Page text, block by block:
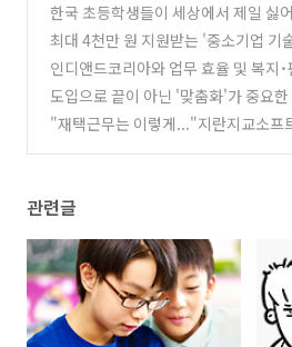
한국 초등학생들이 세상에서 제일 싫
은 누구일까?
(0)
최대 4천만 원 지원받는 '중소기업 기
시스템 구축지원 사업' 신청 전 필독!
인디앤드코리아와 업무 효율 및 복지˙편의 증진
위한 MOU 체결 - 지란지교소프트 소
도입으로 끝이 아닌 '맞춤화'가 중요
(0)
"재택근무는 이렇게..."지란지교소프
관련글